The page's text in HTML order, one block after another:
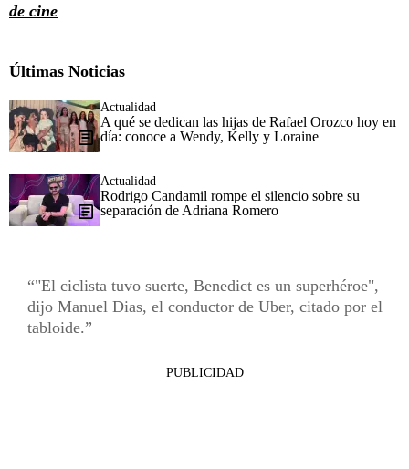
de cine
Últimas Noticias
Actualidad
A qué se dedican las hijas de Rafael Orozco hoy en
día: conoce a Wendy, Kelly y Loraine
Actualidad
Rodrigo Candamil rompe el silencio sobre su
separación de Adriana Romero
"El ciclista tuvo suerte, Benedict es un superhéroe",
dijo Manuel Dias, el conductor de Uber, citado por el
tabloide.
PUBLICIDAD